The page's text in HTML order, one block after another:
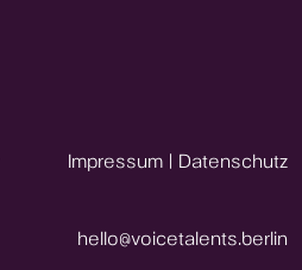
Impressum | Datenschutz
hello@voicetalents.berlin